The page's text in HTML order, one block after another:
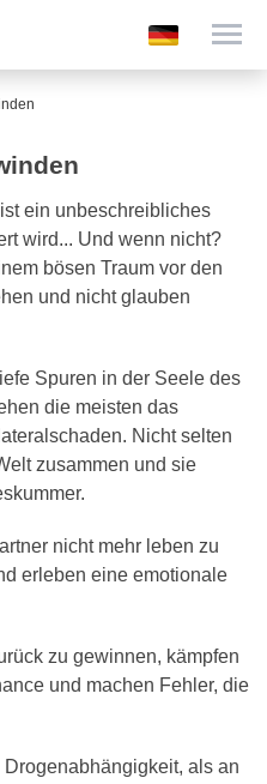
ein unbeschreibliches
wird... Und wenn nicht?
bösen Traum vor den
und nicht glauben
Spuren in der Seele des
die meisten das
Nicht selten
zusammen und sie
nicht mehr leben zu
erleben eine emotionale
zu gewinnen, kämpfen
und machen Fehler, die
als an